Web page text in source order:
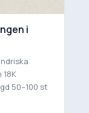
i
50–100 st